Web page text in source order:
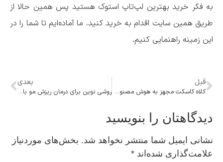
به فکر خرید بهترین لپ‌تاپ استوک هستید پس همین حالا از
طریق همین سایت اقدام به خرید کنید. ما آماده‌ایم تا شما را در
این زمینه راهنمایی کنیم.
قبل
کلاه کاسکت مجهز به هوش مصنوعی؛ نسل جدید ایمنی و تکنولوژی برای موتورسواران
بعدی
روشی نوین برای درمان ریزش مو با روغن سیر سیاه
دیدگاهتان را بنویسید
نشانی ایمیل شما منتشر نخواهد شد. بخش‌های موردنیاز
علامت‌گذاری شده‌اند *